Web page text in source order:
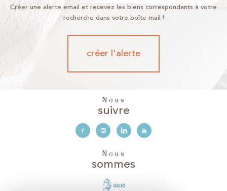
Créer une alerte email et recevez les biens correspondants à votre
recherche dans votre boîte mail !
créer l'alerte
Nous
suivre
Nous
sommes